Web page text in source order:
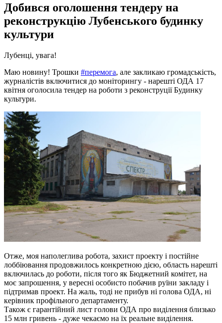
Добився оголошення тендеру на
реконструкцію Лубенського будинку
культури
Лубенці, увага!
Маю новину! Трошки #перемога, але закликаю громадськість,
журналістів включитися до моніторингу - нарешті ОДА 17
квітня оголосила тендер на роботи з реконструції Будинку
культури.
Отже, моя наполеглива робота, захист проекту і постійне
лоббіювання продовжилось конкретною дією, область нарешті
включилась до роботи, після того як Бюджетний комітет, на
моє запрошення, у вересні особисто побачив руїни закладу і
підтримав проект. На жаль, тоді не прибув ні голова ОДА, ні
керівник профільного департаменту.
Також є гарантійний лист голови ОДА про виділення близько
15 млн гривень - дуже чекаємо на їх реальне виділення.